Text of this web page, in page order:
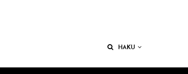
HAKU